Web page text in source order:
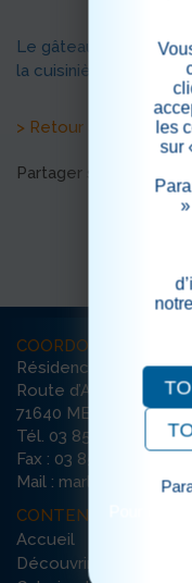
Le gâteau framboise-
la cuisinière Sylvia, a
> Retour aux
Partager sur les
COORDONNÉES
Résidence Notre-
Route d’Autun
71640 MELLECEY
Tél. 03 85 98 94 74
Fax : 03 85 45 10 60
Mail : marloux-
CONTENU DU SITE
Accueil
Découvrir la résidence
les
sur